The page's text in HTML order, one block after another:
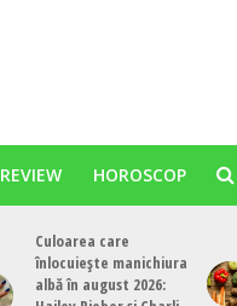
REVIEW HOROSCOP
Culoarea care
înlocuiește manichiura
albă în august 2026: